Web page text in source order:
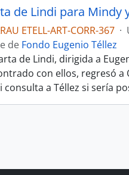
de Lindi para Mindy
ETELL-ART-CORR-367 ·
de Fondo Eugenio Téllez
de Lindi, dirigida a
con ellos, regresó
consulta a Téllez si sería